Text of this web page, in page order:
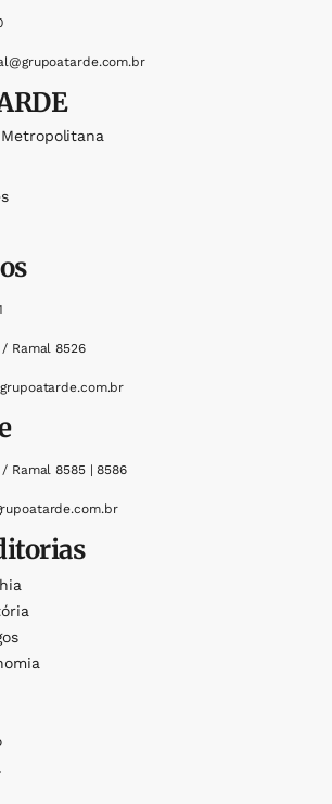
Metropolitana
/ Ramal 8526
Ramal 8585 | 8586